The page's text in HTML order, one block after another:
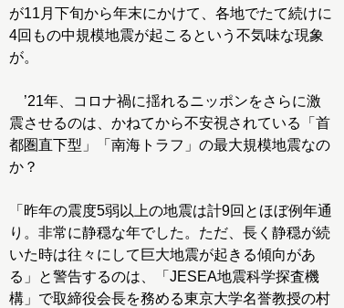
が11月下旬から年末にかけて、各地でたて続けに
4回もの中規模地震が起こるという不気味な現象
が。
’21年、コロナ禍に揺れるニッポンをさらに激
震させるのは、かねてから不安視されている「首
都圏直下型」「南海トラフ」の最大規模地震なの
か？
「昨年の震度5弱以上の地震は計9回とほぼ例年通
り。非常に静穏な年でした。ただ、長く静穏が続
いた時は往々にして巨大地震が起きる傾向があ
る」と警告するのは、「JESEA地震科学探査機
構」で取締役会長を務める東京大学名誉教授の村